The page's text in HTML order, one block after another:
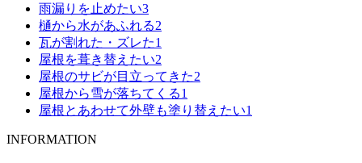
雨漏りを止めたい3
樋から水があふれる2
瓦が割れた・ズレた1
屋根を葺き替えたい2
屋根のサビが目立ってきた2
屋根から雪が落ちてくる1
屋根とあわせて外壁も塗り替えたい1
INFORMATION